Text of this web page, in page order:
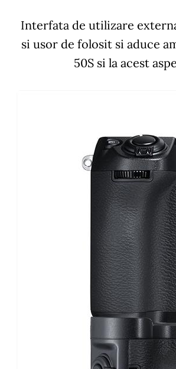
Interfata de utilizare
si usor de folosit si aduce
50S si la acest